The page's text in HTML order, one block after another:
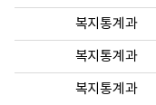
복지통계과
복지통계과
복지통계과